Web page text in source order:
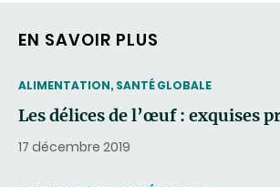
EN SAVOIR PLUS
THEMATIC
ALIMENTATION, SANTÉ GLOBALE
Les délices de l’œuf : exquises
17 décembre 2019